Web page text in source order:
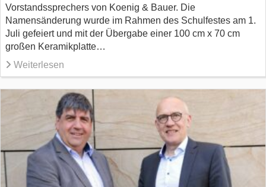
Vorstandssprechers von Koenig & Bauer. Die
Namensänderung wurde im Rahmen des Schulfestes am 1.
Juli gefeiert und mit der Übergabe einer 100 cm x 70 cm
großen Keramikplatte…
Weiterlesen